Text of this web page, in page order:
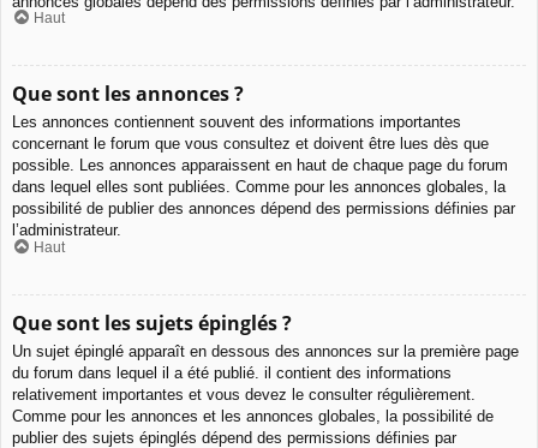
Haut
Que sont les annonces ?
Les annonces contiennent souvent des informations importantes
concernant le forum que vous consultez et doivent être lues dès que
possible. Les annonces apparaissent en haut de chaque page du forum
dans lequel elles sont publiées. Comme pour les annonces globales, la
possibilité de publier des annonces dépend des permissions définies par
l’administrateur.
Haut
Que sont les sujets épinglés ?
Un sujet épinglé apparaît en dessous des annonces sur la première page
du forum dans lequel il a été publié. il contient des informations
relativement importantes et vous devez le consulter régulièrement.
Comme pour les annonces et les annonces globales, la possibilité de
publier des sujets épinglés dépend des permissions définies par